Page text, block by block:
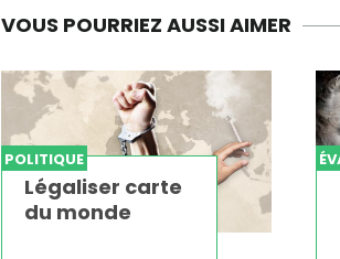
VOUS POURRIEZ AUSSI AIMER
POLITIQUE
Légaliser carte
du monde